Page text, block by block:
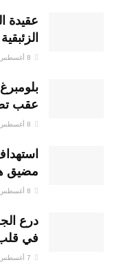
عقيدة
الزئبقية
عقب
مضيق
درع
في قلب